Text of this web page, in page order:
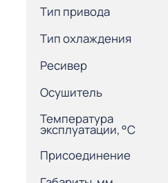
Тип привода
Тип охлаждения
Ресивер
Осушитель
Температура
эксплуатации, °С
Присоединение